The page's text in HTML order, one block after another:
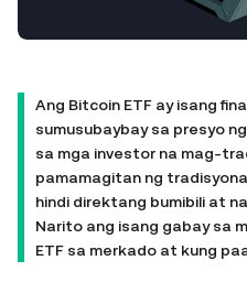
Ang Bitcoin ETF ay isang
sumusubaybay sa presyo
sa mga investor na mag-
pamamagitan ng
hindi direktang bumibili at
Narito ang isang gabay sa
ETF sa merkado at kung